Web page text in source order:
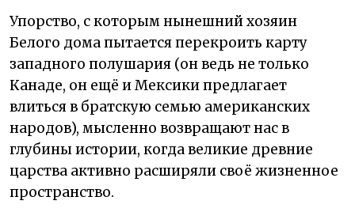
Упорство, с которым нынешний хозяин
Белого дома пытается перекроить карту
западного полушария (он ведь не только
Канаде, он ещё и Мексики предлагает
влиться в братскую семью американских
народов), мысленно возвращают нас в
глубины истории, когда великие древние
царства активно расширяли своё жизненное
пространство.